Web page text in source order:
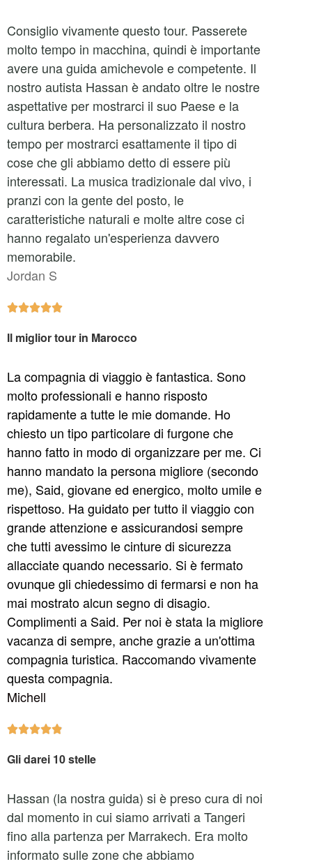
Consiglio vivamente questo tour. Passerete
molto tempo in macchina, quindi è importante
avere una guida amichevole e competente. Il
nostro autista Hassan è andato oltre le nostre
aspettative per mostrarci il suo Paese e la
cultura berbera. Ha personalizzato il nostro
tempo per mostrarci esattamente il tipo di
cose che gli abbiamo detto di essere più
interessati. La musica tradizionale dal vivo, i
pranzi con la gente del posto, le
caratteristiche naturali e molte altre cose ci
hanno regalato un'esperienza davvero
memorabile.
Jordan S

Il miglior tour in Marocco
La compagnia di viaggio è fantastica. Sono
molto professionali e hanno risposto
rapidamente a tutte le mie domande. Ho
chiesto un tipo particolare di furgone che
hanno fatto in modo di organizzare per me. Ci
hanno mandato la persona migliore (secondo
me), Said, giovane ed energico, molto umile e
rispettoso. Ha guidato per tutto il viaggio con
grande attenzione e assicurandosi sempre
che tutti avessimo le cinture di sicurezza
allacciate quando necessario. Si è fermato
ovunque gli chiedessimo di fermarsi e non ha
mai mostrato alcun segno di disagio.
Complimenti a Said. Per noi è stata la migliore
vacanza di sempre, anche grazie a un'ottima
compagnia turistica. Raccomando vivamente
questa compagnia.
Michell

Gli darei 10 stelle
Hassan (la nostra guida) si è preso cura di noi
dal momento in cui siamo arrivati a Tangeri
fino alla partenza per Marrakech. Era molto
informato sulle zone che abbiamo